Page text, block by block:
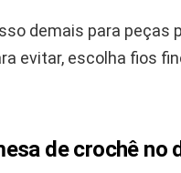
demais para peças
evitar, escolha fios
de crochê no